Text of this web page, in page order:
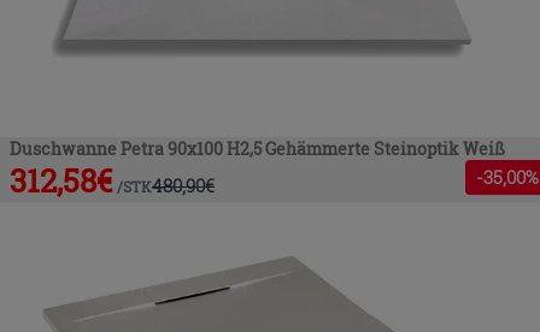
Duschwanne Petra 90x100 H2,5 Gehämmerte Steinoptik Weiß
312,58€ /STK480,90€ -35,00%